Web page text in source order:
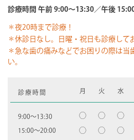
診療時間 午前 9:00～13:30／午後
＊夜20時まで診療！
＊休診日なし。日曜・祝日も診療して
＊急な歯の痛みなどでお困りの際は当
い。
診療時間 月 火 水
9:00〜13:30 ◯ ◯ ◯
15:00〜20:00 ◯ ◯ ◯